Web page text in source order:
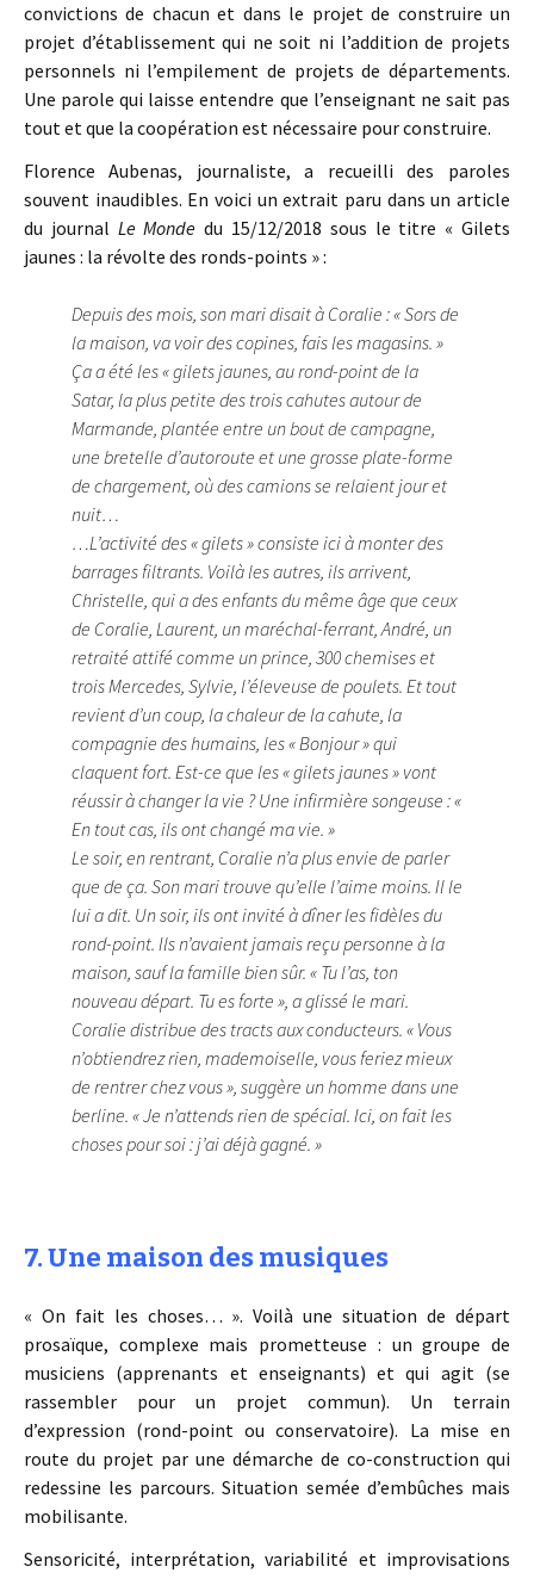
convictions de chacun et dans le projet de construire un
projet d’établissement qui ne soit ni l’addition de projets
personnels ni l’empilement de projets de départements.
Une parole qui laisse entendre que l’enseignant ne sait pas
tout et que la coopération est nécessaire pour construire.
Florence Aubenas, journaliste, a recueilli des paroles
souvent inaudibles. En voici un extrait paru dans un article
du journal Le Monde du 15/12/2018 sous le titre « Gilets
jaunes : la révolte des ronds-points » :
Depuis des mois, son mari disait à Coralie : « Sors de
la maison, va voir des copines, fais les magasins. »
Ça a été les « gilets jaunes, au rond-point de la
Satar, la plus petite des trois cahutes autour de
Marmande, plantée entre un bout de campagne,
une bretelle d’autoroute et une grosse plate-forme
de chargement, où des camions se relaient jour et
nuit…
…L’activité des « gilets » consiste ici à monter des
barrages filtrants. Voilà les autres, ils arrivent,
Christelle, qui a des enfants du même âge que ceux
de Coralie, Laurent, un maréchal-ferrant, André, un
retraité attifé comme un prince, 300 chemises et
trois Mercedes, Sylvie, l’éleveuse de poulets. Et tout
revient d’un coup, la chaleur de la cahute, la
compagnie des humains, les « Bonjour » qui
claquent fort. Est-ce que les « gilets jaunes » vont
réussir à changer la vie ? Une infirmière songeuse : «
En tout cas, ils ont changé ma vie. »
Le soir, en rentrant, Coralie n’a plus envie de parler
que de ça. Son mari trouve qu’elle l’aime moins. Il le
lui a dit. Un soir, ils ont invité à dîner les fidèles du
rond-point. Ils n’avaient jamais reçu personne à la
maison, sauf la famille bien sûr. « Tu l’as, ton
nouveau départ. Tu es forte », a glissé le mari.
Coralie distribue des tracts aux conducteurs. « Vous
n’obtiendrez rien, mademoiselle, vous feriez mieux
de rentrer chez vous », suggère un homme dans une
berline. « Je n’attends rien de spécial. Ici, on fait les
choses pour soi : j’ai déjà gagné. »
7. Une maison des musiques
« On fait les choses… ». Voilà une situation de départ
prosaïque, complexe mais prometteuse : un groupe de
musiciens (apprenants et enseignants) et qui agit (se
rassembler pour un projet commun). Un terrain
d’expression (rond-point ou conservatoire). La mise en
route du projet par une démarche de co-construction qui
redessine les parcours. Situation semée d’embûches mais
mobilisante.
Sensoricité, interprétation, variabilité et improvisations